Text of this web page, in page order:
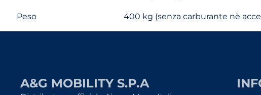
Peso 400 kg (senza carburante nè
A&G MOBILITY S.P.A